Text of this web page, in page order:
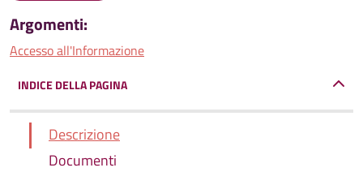
Argomenti:
Accesso all'Informazione
INDICE DELLA PAGINA
Descrizione
Documenti